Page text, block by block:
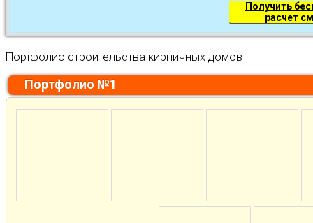
Получить
расчет
Портфолио строительства кирпичных домов
Портфолио №1